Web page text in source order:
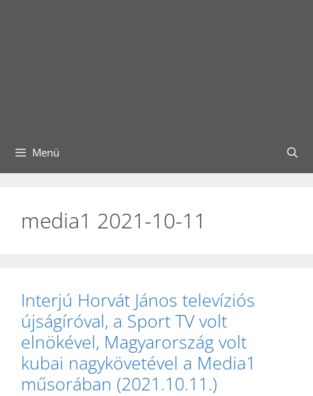
Menü
media1 2021-10-11
Interjú Horvát János televíziós
újságíróval, a Sport TV volt
elnökével, Magyarország volt
kubai nagykövetével a Media1
műsorában (2021.10.11.)